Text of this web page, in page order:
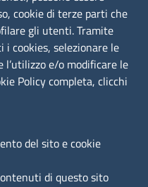
cookie di terze parti che
gli utenti. Tramite
cookies, selezionare le
l’utilizzo e/o modificare le
Policy completa, clicchi
del sito e cookie
di questo sito